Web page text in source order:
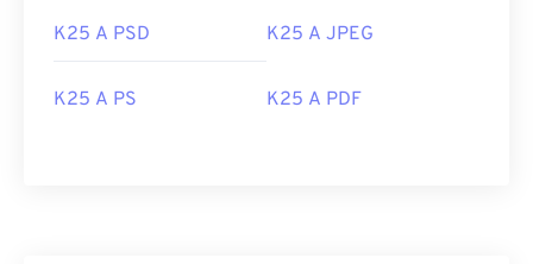
Per convertire K25, puoi usare il convertitore
operativo Linux/Unix, converti K25 in DCR usando
K25 A PSD K25 A JPEG
K25 A PS K25 A PDF